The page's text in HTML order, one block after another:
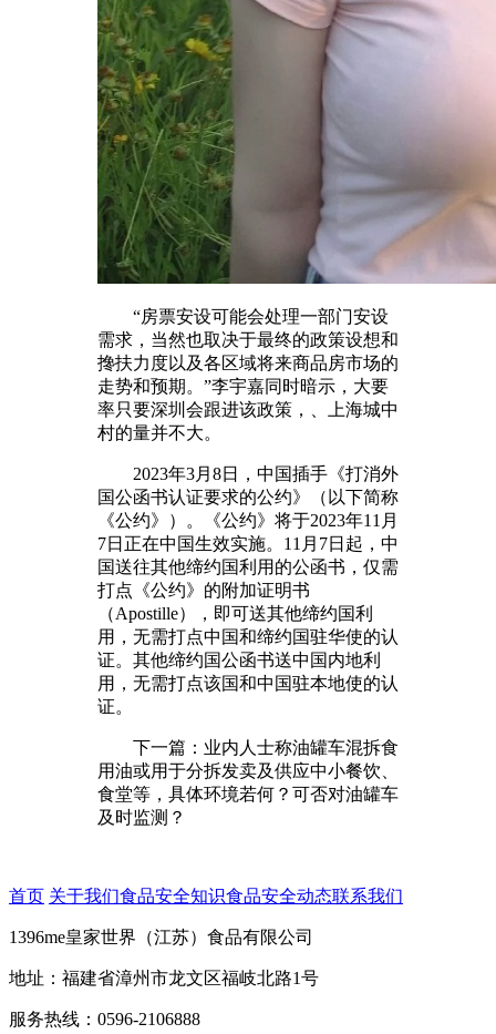
“房票安设可能会处理一部门安设
需求，当然也取决于最终的政策设想和
搀扶力度以及各区域将来商品房市场的
走势和预期。”李宇嘉同时暗示，大要
率只要深圳会跟进该政策，、上海城中
村的量并不大。
2023年3月8日，中国插手《打消外
国公函书认证要求的公约》（以下简称
《公约》）。《公约》将于2023年11月
7日正在中国生效实施。11月7日起，中
国送往其他缔约国利用的公函书，仅需
打点《公约》的附加证明书
（Apostille），即可送其他缔约国利
用，无需打点中国和缔约国驻华使的认
证。其他缔约国公函书送中国内地利
用，无需打点该国和中国驻本地使的认
证。
下一篇：业内人士称油罐车混拆食
用油或用于分拆发卖及供应中小餐饮、
食堂等，具体环境若何？可否对油罐车
及时监测？
首页 关于我们食品安全知识食品安全动态联系我们
1396me皇家世界（江苏）食品有限公司
地址：福建省漳州市龙文区福岐北路1号
服务热线：0596-2106888